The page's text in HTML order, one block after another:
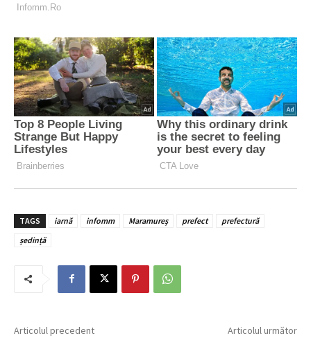
TAGS iarnă infomm Maramureș prefect
prefectură
ședință
Articolul precedent Articolul următor